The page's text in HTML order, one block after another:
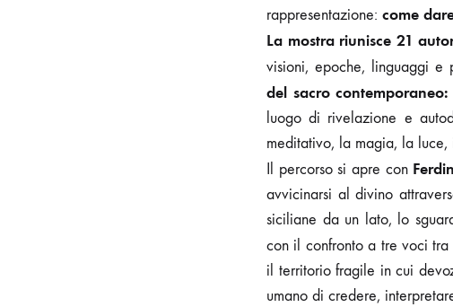
rappresentazione: come
La mostra riunisce 21
visioni, epoche, linguaggi e
del sacro contemporaneo:
luogo di rivelazione e
meditativo, la magia, la
Il percorso si apre con
avvicinarsi al divino
siciliane da un lato, lo
con il confronto a tre voci tra
il territorio fragile in cui
umano di credere,